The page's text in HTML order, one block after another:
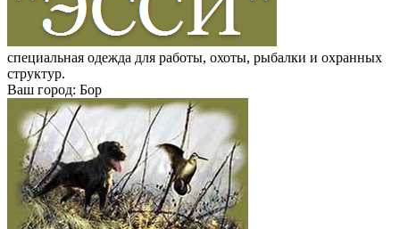
специальная одежда для работы, охоты, рыбалки и охранных
структур.
Ваш город: Бор